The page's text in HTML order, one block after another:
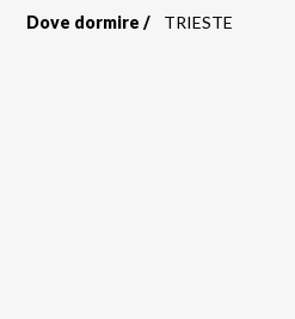
Dove dormire TRIESTE